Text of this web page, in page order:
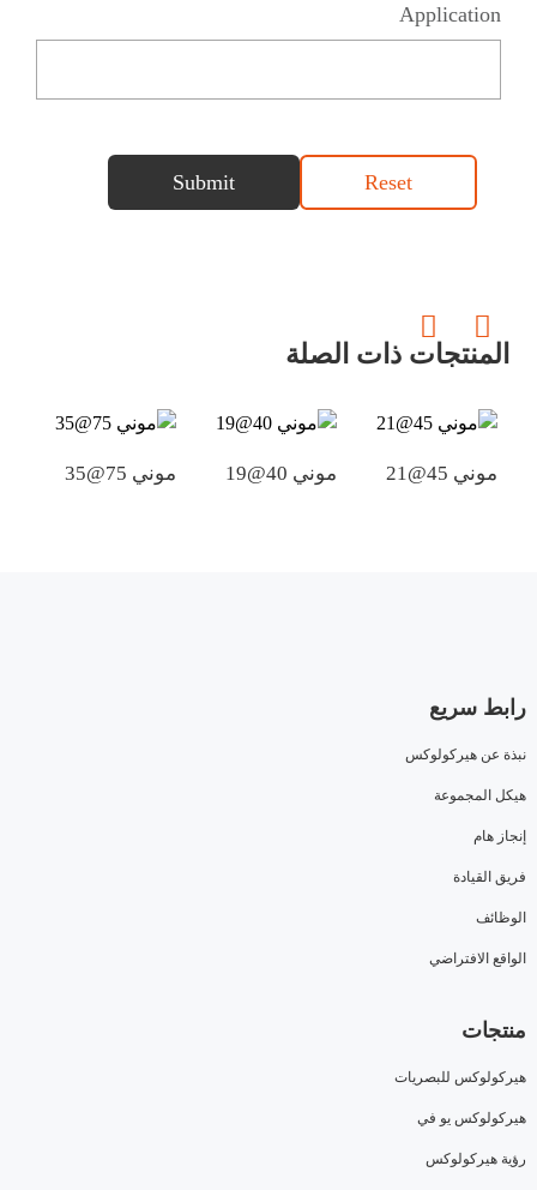
Application
Reset
Submit
المنتجات ذات الصلة
موني 45@21 موني 40@19 موني 75@35
رابط سريع
نبذة عن هيركولوكس
هيكل المجموعة
إنجاز هام
فريق القيادة
الوظائف
الواقع الافتراضي
منتجات
هيركولوكس للبصريات
هيركولوكس يو في
رؤية هيركولوكس